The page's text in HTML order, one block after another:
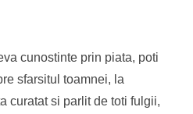
cunostinte prin piata, poti
sfarsitul toamnei, la
curatat si parlit de toti fulgii,